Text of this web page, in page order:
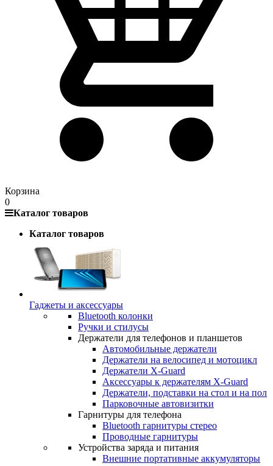
Корзина
0
Каталог товаров
Каталог товаров
Гаджеты и аксессуары
Bluetooth колонки
Ручки и стилусы
Держатели для телефонов и планшетов
Автомобильные держатели
Держатели на велосипед и мотоцикл
Держатели X-Guard
Аксессуары к держателям X-Guard
Держатели, подставки на стол и на пол
Парковочные автовизитки
Гарнитуры для телефона
Bluetooth гарнитуры стерео
Проводные гарнитуры
Устройства заряда и питания
Внешние портативные аккумуляторы